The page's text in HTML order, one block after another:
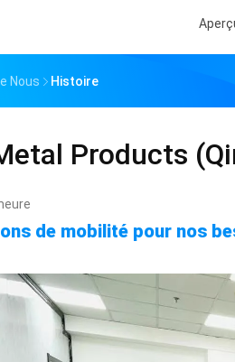
Nous Histoire
Products
de mobilité pour nos